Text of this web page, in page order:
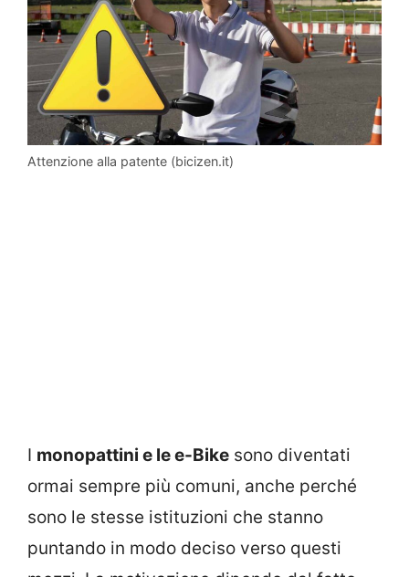
Attenzione alla patente (bicizen.it)
I monopattini e le e-Bike sono diventati
ormai sempre più comuni, anche perché
sono le stesse istituzioni che stanno
puntando in modo deciso verso questi